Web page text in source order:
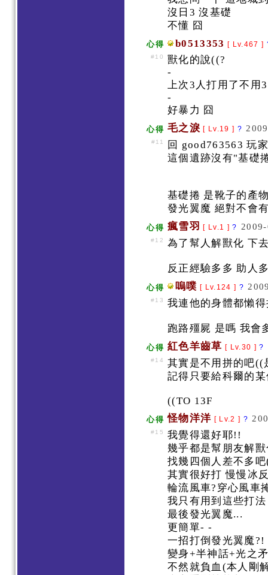
沒日3 沒基礎
不懂 囧
心得 b0513353 [ Lv.467 ]
#10
獸化的說((?
-
上次3人打用了不用
-
好暴力 囧
心得 毛之淚 [ Lv.19 ] ?
#11
回 good763563 玩
這個遺跡沒有"基礎
基礎捲 是靴子的產
發光翼魔 絕對不會
心得 瘋雪羽 [ Lv.1 ]?
#12 為了幫人解獸化 下
反正經驗多多 助人
心得 嗚噗 [ Lv.124 ] ?
#13 我連他的身體都懶
跑路殭屍 是嗎 我會
心得 紅色羊齒草 [ Lv.30 ]?
#14
其實是不用拼的吧
記得只要給科爾的
((TO 13F
心得 怪物洋洋 [ Lv.2 ] ?
#15
我覺得還好耶!!
幾乎都是幫朋友解
找幾四個人差不多
其實很好打 慢慢冰
輪流風車?穿心風車
我只有用到這些打
最後發光翼魔...
更簡單- -
一招打倒發光翼魔?!
變身+半神話+光之
不然就負血(本人剛